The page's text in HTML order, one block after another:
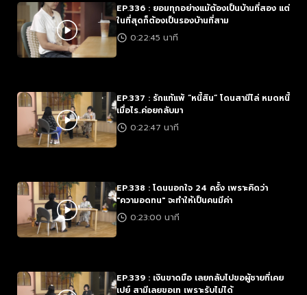
EP.336 : ยอมทุกอย่างแม้ต้องเป็นบ้านที่สอง แต่
ในที่สุดก็ต้องเป็นรองบ้านที่สาม
0:22:45 นาที
EP.337 : รักแท้แพ้ “หนี้สิน” โดนสามีไล่ หมดหนี้
เมื่อไร..ค่อยกลับมา
0:22:47 นาที
EP.338 : โดนนอกใจ 24 ครั้ง เพราะคิดว่า
"ความอดทน" จะทำให้เป็นคนมีค่า
0:23:00 นาที
EP.339 : เงินขาดมือ เลยกลับไปขอผู้ชายที่เคย
เปย์ สามีเลยขอเท เพราะรับไม่ได้